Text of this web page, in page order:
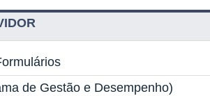
de Gestão e Desempenho)